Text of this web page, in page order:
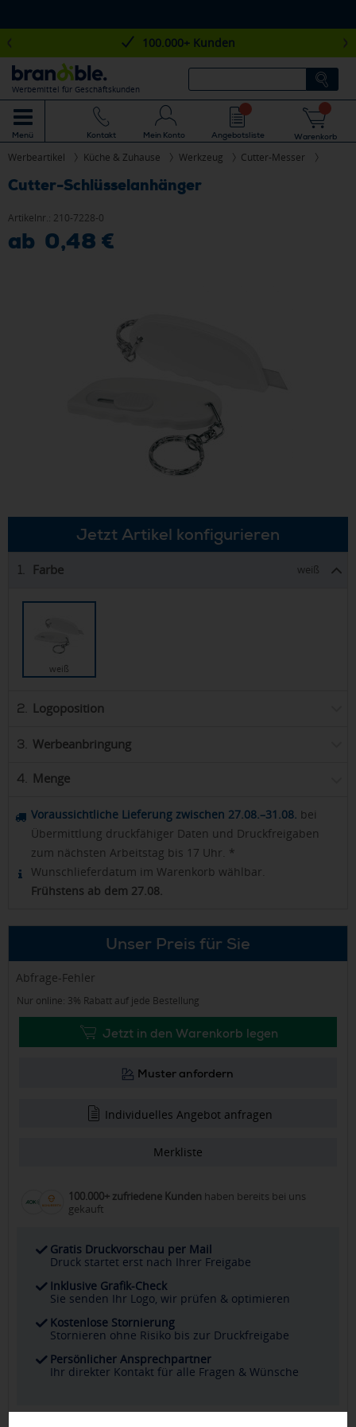
100.000+ Kunden
Werbemittel für Geschäftskunden
Menü Kontakt Mein Konto Angebotsliste Warenkorb
Werbeartikel Küche & Zuhause Werkzeug Cutter-Messer
Cutter-Schlüsselanhänger
Artikelnr.: 210-7228-0
ab 0,48 €
Jetzt Artikel konfigurieren
1. Farbe weiß
weiß
2. Logoposition
3. Werbeanbringung
4. Menge
Voraussichtliche Lieferung zwischen 27.08.–31.08. bei
Übermittlung druckfähiger Daten und Druckfreigaben
zum nächsten Arbeitstag bis 17 Uhr. *
Wunschlieferdatum im Warenkorb wählbar.
Frühstens ab dem 27.08.
Unser Preis für Sie
Abfrage-Fehler
Nur online: 3% Rabatt auf jede Bestellung
Jetzt in den Warenkorb legen
Muster anfordern
Individuelles Angebot anfragen
Merkliste
100.000+ zufriedene Kunden haben bereits bei uns
gekauft
Gratis Druckvorschau per Mail
Druck startet erst nach Ihrer Freigabe
Inklusive Grafik-Check
Sie senden Ihr Logo, wir prüfen & optimieren
Kostenlose Stornierung
Stornieren ohne Risiko bis zur Druckfreigabe
Persönlicher Ansprechpartner
Ihr direkter Kontakt für alle Fragen & Wünsche